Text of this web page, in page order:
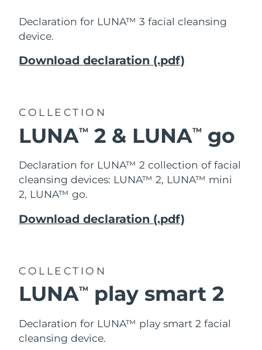
Declaration for LUNA™ 3 facial cleansing
device.
Download declaration (.pdf)
COLLECTION
LUNATM 2 & LUNATM go
Declaration for LUNA™ 2 collection of facial
cleansing devices: LUNA™ 2, LUNA™ mini
2, LUNA™ go.
Download declaration (.pdf)
COLLECTION
LUNATM play smart 2
Declaration for LUNA™ play smart 2 facial
cleansing device.